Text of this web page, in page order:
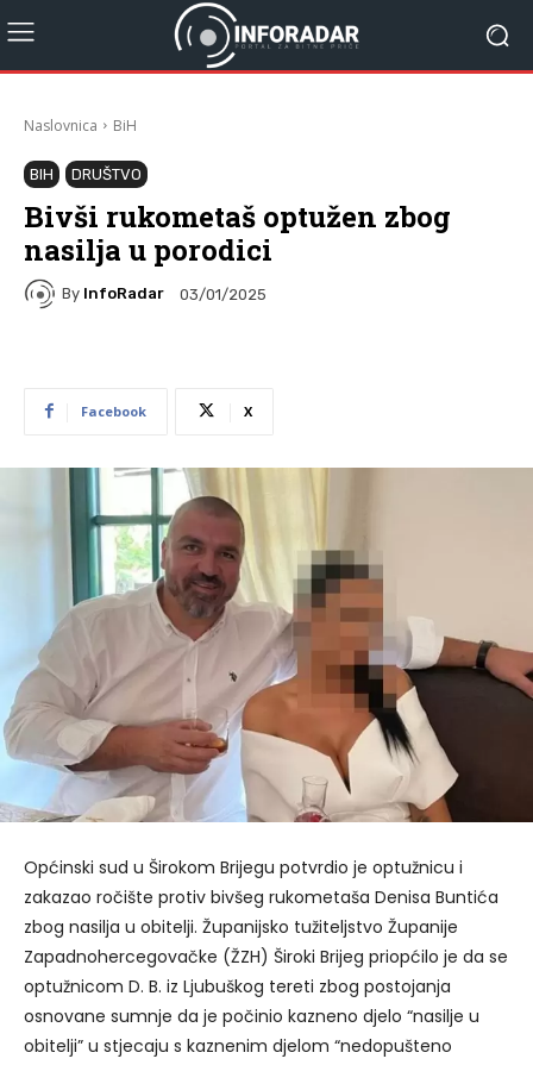
Naslovnica BiH
BIH DRUŠTVO
Bivši rukometaš optužen zbog
nasilja u porodici
By InfoRadar 03/01/2025
Facebook X
Općinski sud u Širokom Brijegu potvrdio je optužnicu i
zakazao ročište protiv bivšeg rukometaša Denisa Buntića
zbog nasilja u obitelji. Županijsko tužiteljstvo Županije
Zapadnohercegovačke (ŽZH) Široki Brijeg priopćilo je da se
optužnicom D. B. iz Ljubuškog tereti zbog postojanja
osnovane sumnje da je počinio kazneno djelo “nasilje u
obitelji” u stjecaju s kaznenim djelom “nedopušteno